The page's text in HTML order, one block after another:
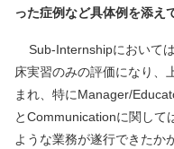
った症例など具体例を添え
Sub-Internshipにおいて
床実習のみの評価になり、
まれ、特にManager/
とCommunicationに関して
ような業務が遂行できたか